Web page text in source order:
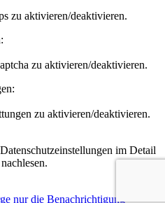
zu aktivieren/deaktivieren.
zu aktivieren/deaktivieren.
zu aktivieren/deaktivieren.
im Detail
nur die Benachrichtigung